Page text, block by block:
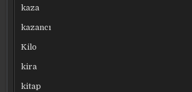
kaza
kazancı
Kilo
kira
kitap